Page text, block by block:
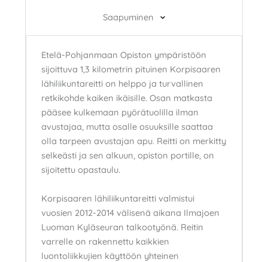
Saapuminen
Etelä-Pohjanmaan Opiston ympäristöön
sijoittuva 1,3 kilometrin pituinen Korpisaaren
lähiliikuntareitti on helppo ja turvallinen
retkikohde kaiken ikäisille. Osan matkasta
pääsee kulkemaan pyörätuolilla ilman
avustajaa, mutta osalle osuuksille saattaa
olla tarpeen avustajan apu. Reitti on merkitty
selkeästi ja sen alkuun, opiston portille, on
sijoitettu opastaulu.
Korpisaaren lähiliikuntareitti valmistui
vuosien 2012-2014 välisenä aikana Ilmajoen
Luoman Kyläseuran talkootyönä. Reitin
varrelle on rakennettu kaikkien
luontoliikkujien käyttöön yhteinen